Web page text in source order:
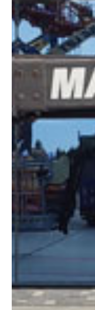
DESCRIPCIÓN
Las Articuladas
gracias a sus
lateral. Es adecuada
desde 11m a 17m.
DIMENSIONES
Altura:
12 metros
Altura plataforma:
Altura de trabajo:
Alcance lateral:
Altura almacenaje:
Longitud:5.48 m
Anchura:1.20 m
Motor:
Eléctrico